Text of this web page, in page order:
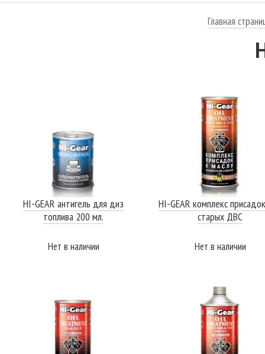
Главная
HI-GEAR антигель для диз
топлива 200 мл.
Нет в наличии
HI-GEAR комплекс
старых ДВС
Нет в наличии